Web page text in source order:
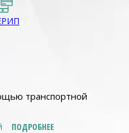
транспортной
ПОДРОБНЕЕ